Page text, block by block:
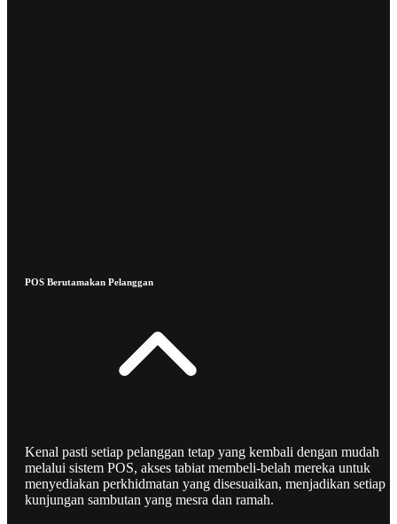
POS Berutamakan Pelanggan
Kenal pasti setiap pelanggan tetap yang kembali dengan mudah
melalui sistem POS, akses tabiat membeli-belah mereka untuk
menyediakan perkhidmatan yang disesuaikan, menjadikan setiap
kunjungan sambutan yang mesra dan ramah.